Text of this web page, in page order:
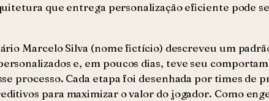
que entrega personalização eficiente pode
Marcelo Silva (nome fictício) descreveu um
e, em poucos dias, teve seu
processo. Cada etapa foi desenhada por times
para maximizar o valor do jogador. Como